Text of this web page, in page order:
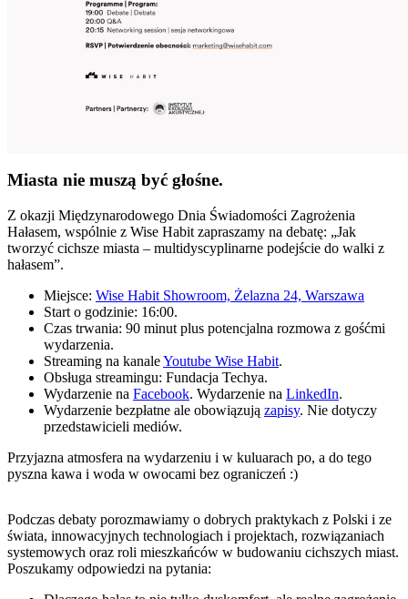
Miasta nie muszą być głośne.
Z okazji Międzynarodowego Dnia Świadomości Zagrożenia
Hałasem, wspólnie z Wise Habit zapraszamy na debatę: „Jak
tworzyć cichsze miasta – multidyscyplinarne podejście do walki z
hałasem”.
Miejsce: Wise Habit Showroom, Żelazna 24, Warszawa
Start o godzinie: 16:00.
Czas trwania: 90 minut plus potencjalna rozmowa z gośćmi
wydarzenia.
Streaming na kanaleYoutube Wise Habit.
Obsługa streamingu: Fundacja Techya.
Wydarzenie na Facebook. Wydarzenie na LinkedIn.
Wydarzenie bezpłatne ale obowiązują zapisy. Nie dotyczy
przedstawicieli mediów.
Przyjazna atmosfera na wydarzeniu i w kuluarach po, a do tego
pyszna kawa i woda w owocami bez ograniczeń :)
Podczas debaty porozmawiamy o dobrych praktykach z Polski i ze
świata, innowacyjnych technologiach i projektach, rozwiązaniach
systemowych oraz roli mieszkańców w budowaniu cichszych miast.
Poszukamy odpowiedzi na pytania: